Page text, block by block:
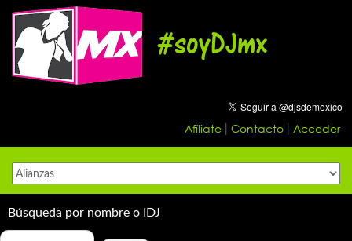
content
#soyDJmx
Afíliate Contacto Acceder
Búsqueda por nombre o IDJ